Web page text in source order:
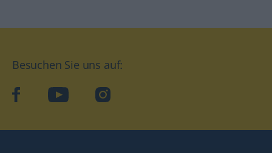
Besuchen Sie uns auf:
facebookYouTube Instagram